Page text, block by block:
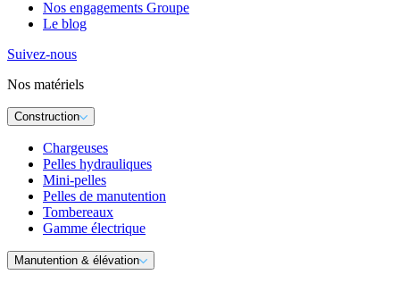
Nos engagements Groupe
Le blog
Suivez-nous
Nos matériels
Construction
Chargeuses
Pelles hydrauliques
Mini-pelles
Pelles de manutention
Tombereaux
Gamme électrique
Manutention & élévation